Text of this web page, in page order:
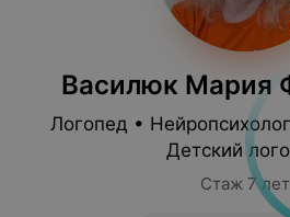
Василюк Мария
Логопед •
Детский
Стаж 7 лет